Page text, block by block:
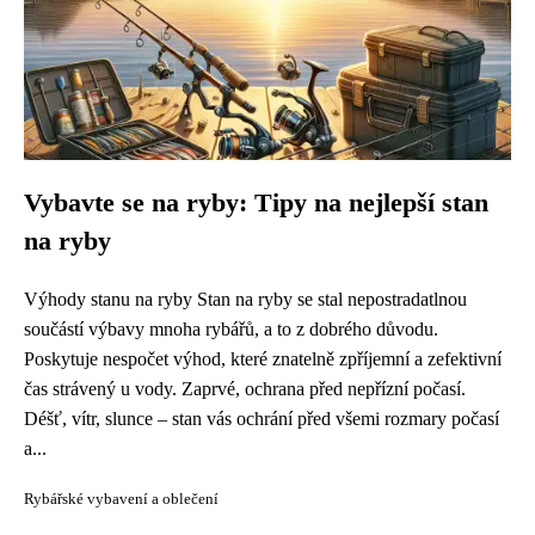
Vybavte se na ryby: Tipy na nejlepší stan
na ryby
Výhody stanu na ryby Stan na ryby se stal nepostradatlnou
součástí výbavy mnoha rybářů, a to z dobrého důvodu.
Poskytuje nespočet výhod, které znatelně zpříjemní a zefektivní
čas strávený u vody. Zaprvé, ochrana před nepřízní počasí.
Déšť, vítr, slunce – stan vás ochrání před všemi rozmary počasí
a...
Rybářské vybavení a oblečení